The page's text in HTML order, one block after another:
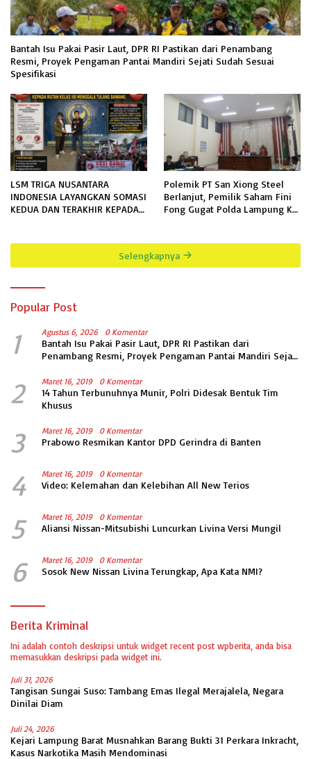
Bantah Isu Pakai Pasir Laut, DPR RI Pastikan dari Penambang
Resmi, Proyek Pengaman Pantai Mandiri Sejati Sudah Sesuai
Spesifikasi
LSM TRIGA NUSANTARA
INDONESIA LAYANGKAN SOMASI
KEDUA DAN TERAKHIR KEPADA
INFORMASI PUBLIK
Polemik PT San Xiong Steel
Berlanjut, Pemilik Saham Fini
Fong Gugat Polda Lampung Ke
Selengkapnya
Popular Post
1 Agustus 6, 2026 0 Komentar
Bantah Isu Pakai Pasir Laut, DPR RI Pastikan dari
Penambang Resmi, Proyek Pengaman Pantai Mandiri Sejati
2 Maret 16, 2019 0 Komentar
14 Tahun Terbunuhnya Munir, Polri Didesak Bentuk Tim
Khusus
3 Maret 16, 2019 0 Komentar
Prabowo Resmikan Kantor DPD Gerindra di Banten
4 Maret 16, 2019 0 Komentar
Video: Kelemahan dan Kelebihan All New Terios
5 Maret 16, 2019 0 Komentar
Aliansi Nissan-Mitsubishi Luncurkan Livina Versi Mungil
6 Maret 16, 2019 0 Komentar
Sosok New Nissan Livina Terungkap, Apa Kata NMI?
Berita Kriminal
Ini adalah contoh deskripsi untuk widget recent post wpberita, anda bisa
memasukkan deskripsi pada widget ini.
Juli 31, 2026
Tangisan Sungai Suso: Tambang Emas Ilegal Merajalela, Negara
Dinilai Diam
Juli 24, 2026
Kejari Lampung Barat Musnahkan Barang Bukti 31 Perkara Inkracht,
Kasus Narkotika Masih Mendominasi